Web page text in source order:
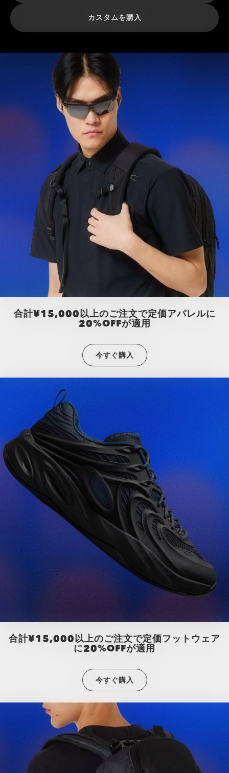
カスタムを購入
合計¥15,000以上のご注文で定価アパレルに
20%OFFが適用
今すぐ購入
合計¥15,000以上のご注文で定価フットウェア
に20%OFFが適用
今すぐ購入